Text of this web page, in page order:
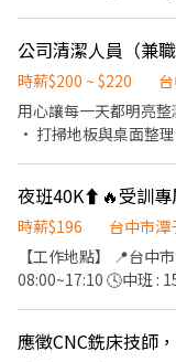
月 (配合加班平均約39,000~45,000) ✨大
(13:00~21:30) 🔺小夜
二個月：$6000、滿三個月：$8000 🎯【
合加班) 💰【獎金制度】 ❣三節禮金 ❣加
班時數大於(含)120h
於(含)90h以上未滿120h，獎金
利】 🎉可預支 🎉冷氣房環境舒適
ෆෆෆෆෆෆ✨ ❤️‍服務專
得加＠） ❤️‍點擊加入
圖+姓名+電話)
勞獎金 ➪三節獎金或
————— ❁ 工作地點 ❁——————— 台中
❁工作時間&薪資 ❁——————— 💰 薪資
發放 ➡️週休二日 ▪日班：08:00-17:10 ▪小夜班：15:50-00:30(240
月4000元、三個月5000元 大夜班滿一個月3000元、兩
元、三個月8000元 -------------------------------------------------
小時，獎金 4000 元 每三個月加班時數大於90小時 未滿120時 獎金
2000元 ⭐️久任獎金: 滿1個月1000元、滿3個月3000 元、滿6個月
3000 元 ———— ❁工作內容 ❁——————— ▪ 電子零件焊接、組
裝、測試
公司清潔人員（兼職
時薪$200 ~ $220
用心讓每一天都明亮整潔，
• 打掃地板與桌面整
走） • 維持公司整體
廚房用品（如衛生紙、
臨時沒了可跟老闆拿
可愛貓咪，可能會跟你
者請勿應徵 • 擅長收
洗） • 老闆是綠植殺
時薪$196
台中市潭
【工作地點】 📍台中
08:00~17:10 🕓中班 :
【工作內容】 電子零
應徵CNC銑床技師